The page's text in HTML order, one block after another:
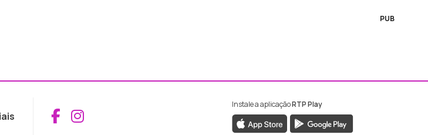
PUB
Aceder ao Facebook da RTP Madeira
Aceder ao Instagram da RTP Madeira
Instale a aplicaçãoRTP Play